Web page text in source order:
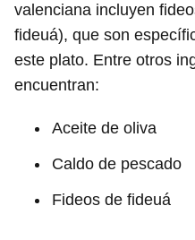
valenciana incluyen
fideuá), que son
este plato. Entre otros
encuentran:
Aceite de oliva
Caldo de pescado
Fideos de fideuá